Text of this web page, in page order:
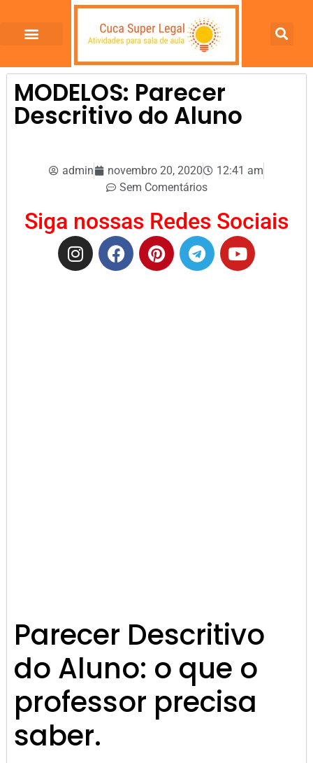
MODELOS: Parecer
Descritivo do Aluno
admin novembro 20, 2020
12:41 am
Sem Comentários
Siga nossas Redes Sociais
Parecer Descritivo
do Aluno: o que o
professor precisa
saber.